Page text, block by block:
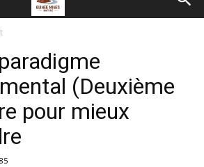
(Deuxième
pour mieux